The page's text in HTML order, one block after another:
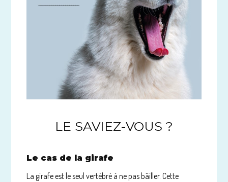
LE SAVIEZ-VOUS ?
Le cas de la girafe
La girafe est le seul vertébré à ne pas bâiller. Cette